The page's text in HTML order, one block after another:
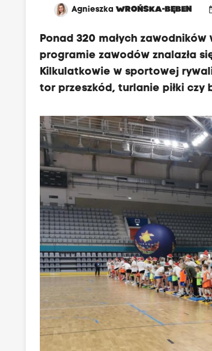
AgnieszkaWROŃSKA-BĘBEN
Ponad 320 małych
programie zawodów znalazła
Kilkulatkowie w sportowej
tor przeszkód, turlanie piłki czy